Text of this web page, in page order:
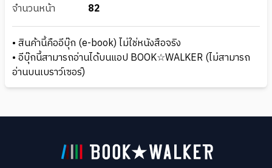
จำนวนหน้า
82
• สินค้านี้คืออีบุ๊ก (e-book) ไม่ใช่หนังสือจริง
• อีบุ๊กนี้สามารถอ่านได้บนแอป BOOK☆WALKER (ไม่สามารถ
อ่านบนเบราว์เซอร์)